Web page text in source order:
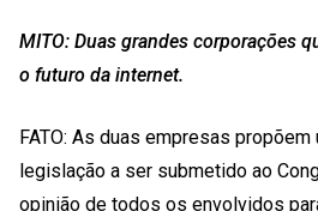
MITO: Duas grandes corporações
o futuro da internet.
FATO: As duas empresas
legislação a ser submetido ao
opinião de todos os envolvidos